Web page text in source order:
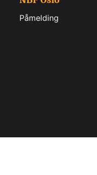
Påmelding